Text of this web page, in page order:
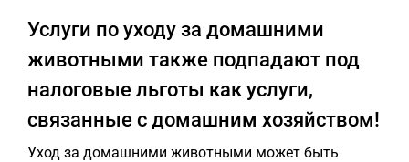
Услуги по уходу за домашними
животными также подпадают под
налоговые льготы как услуги,
связанные с домашним хозяйством!
Уход за домашними животными может быть